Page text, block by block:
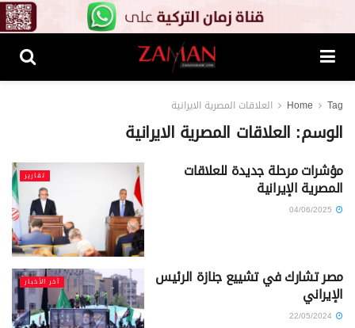
Home Tag العلاقات المصرية الايرانية
الوسم: العلاقات المصرية الايرانية
تقارير مؤشرات مرحلة جديدة للعلاقات
المصرية الإيرانية
آخر الأخبار مصر تشارك في تشييع جنازة الرئيس
الإيراني